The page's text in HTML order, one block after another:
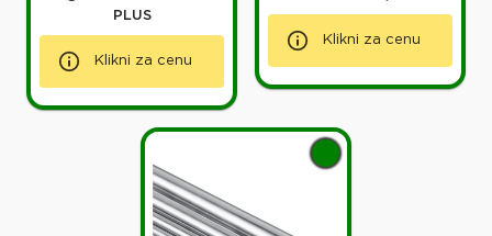
PLUS
Klikni za cenu
Klikni za cenu